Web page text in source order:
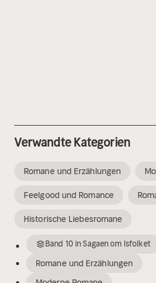
Verwandte Kategorien
Romane und Erzählungen
Feelgood und Romance
Historische Liebesromane
Band 10inSagaen om Isfolket
Romane und Erzählungen